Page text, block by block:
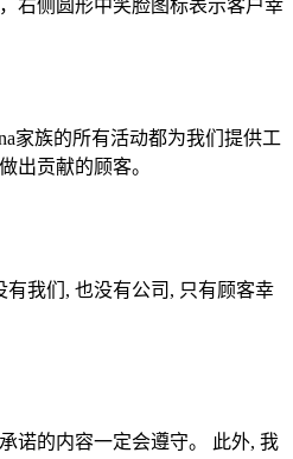
家族的所有活动都为我们提供工
出贡献的顾客。
有我们, 也没有公司, 只有顾客幸
诺的内容一定会遵守。 此外, 我